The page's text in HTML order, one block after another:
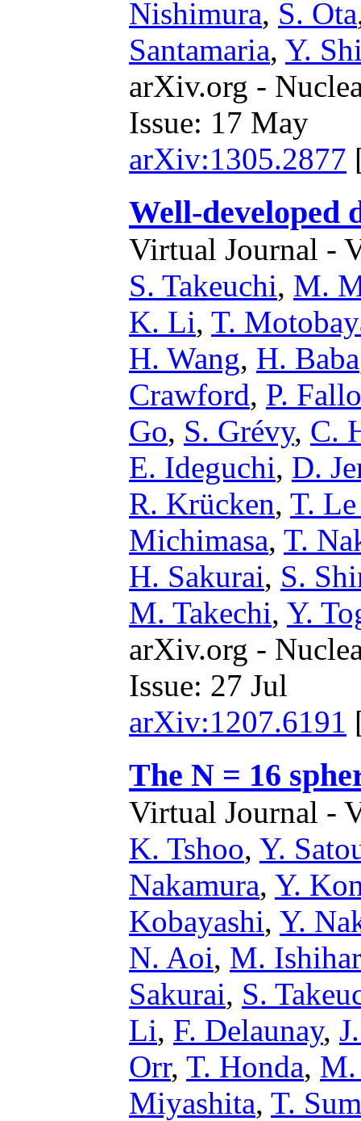
Nishimura, S. Ota
Santamaria, Y.
arXiv.org -
Issue: 17 May
arXiv:1305.2877
Well-developed
Virtual Journal -
S. Takeuchi, M.
K. Li, T.
H. Wang, H. Baba
Crawford, P.
Go, S. Grévy, C.
E. Ideguchi, D.
R. Krücken, T.
Michimasa, T.
H. Sakurai, S.
M. Takechi, Y.
arXiv.org -
Issue: 27 Jul
arXiv:1207.6191
The N = 16
Virtual Journal -
K. Tshoo, Y.
Nakamura, Y.
Kobayashi, Y.
N. Aoi, M.
Sakurai, S.
Li, F. Delaunay,
Orr, T. Honda, M.
Miyashita, T.